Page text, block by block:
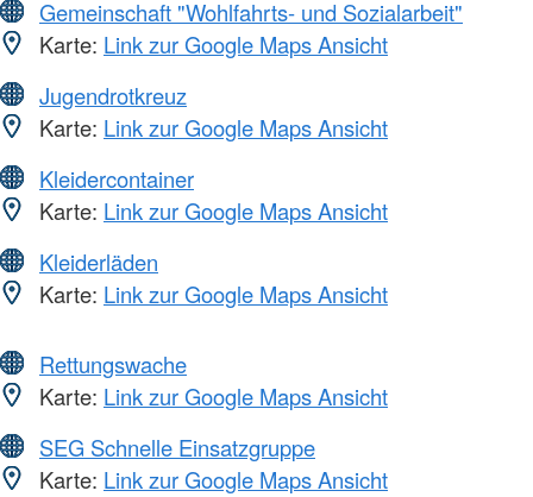
Gemeinschaft "Wohlfahrts- und Sozialarbeit"
Karte: Link zur Google Maps Ansicht
Jugendrotkreuz
Karte: Link zur Google Maps Ansicht
Kleidercontainer
Karte: Link zur Google Maps Ansicht
Kleiderläden
Karte: Link zur Google Maps Ansicht
Rettungswache
Karte: Link zur Google Maps Ansicht
SEG Schnelle Einsatzgruppe
Karte: Link zur Google Maps Ansicht